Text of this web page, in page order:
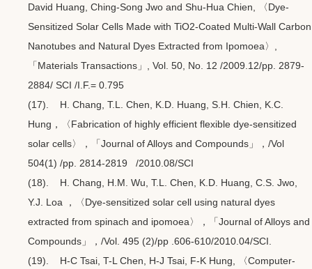
David Huang, Ching-Song Jwo and Shu-Hua Chien, 〈Dye-
Sensitized Solar Cells Made with TiO2-Coated Multi-Wall Carbon
Nanotubes and Natural Dyes Extracted from Ipomoea〉,
「Materials Transactions」, Vol. 50, No. 12 /2009.12/pp. 2879-
2884/ SCI /I.F.= 0.795
(17). H. Chang, T.L. Chen, K.D. Huang, S.H. Chien, K.C.
Hung，〈Fabrication of highly efficient flexible dye-sensitized
solar cells〉，「Journal of Alloys and Compounds」，/Vol
504(1) /pp. 2814-2819 /2010.08/SCI
(18). H. Chang, H.M. Wu, T.L. Chen, K.D. Huang, C.S. Jwo,
Y.J. Loa ，〈Dye-sensitized solar cell using natural dyes
extracted from spinach and ipomoea〉，「Journal of Alloys and
Compounds」，/Vol. 495 (2)/pp .606-610/2010.04/SCI.
(19). H-C Tsai, T-L Chen, H-J Tsai, F-K Hung, 〈Computer-